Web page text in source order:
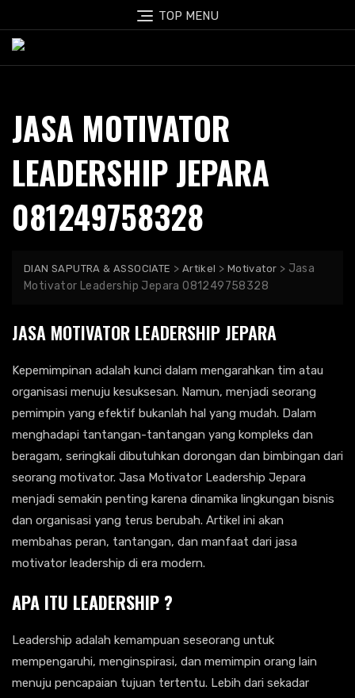
to
content
TOP MENU
JASA MOTIVATOR
LEADERSHIP JEPARA
081249758328
DIAN SAPUTRA & ASSOCIATE > Artikel > Motivator > Jasa
Motivator Leadership Jepara 081249758328
JASA MOTIVATOR LEADERSHIP JEPARA
Kepemimpinan adalah kunci dalam mengarahkan tim atau
organisasi menuju kesuksesan. Namun, menjadi seorang
pemimpin yang efektif bukanlah hal yang mudah. Dalam
menghadapi tantangan-tantangan yang kompleks dan
beragam, seringkali dibutuhkan dorongan dan bimbingan dari
seorang motivator. Jasa Motivator Leadership Jepara
menjadi semakin penting karena dinamika lingkungan bisnis
dan organisasi yang terus berubah. Artikel ini akan
membahas peran, tantangan, dan manfaat dari jasa
motivator leadership di era modern.
APA ITU LEADERSHIP ?
Leadership adalah kemampuan seseorang untuk
mempengaruhi, menginspirasi, dan memimpin orang lain
menuju pencapaian tujuan tertentu. Lebih dari sekadar